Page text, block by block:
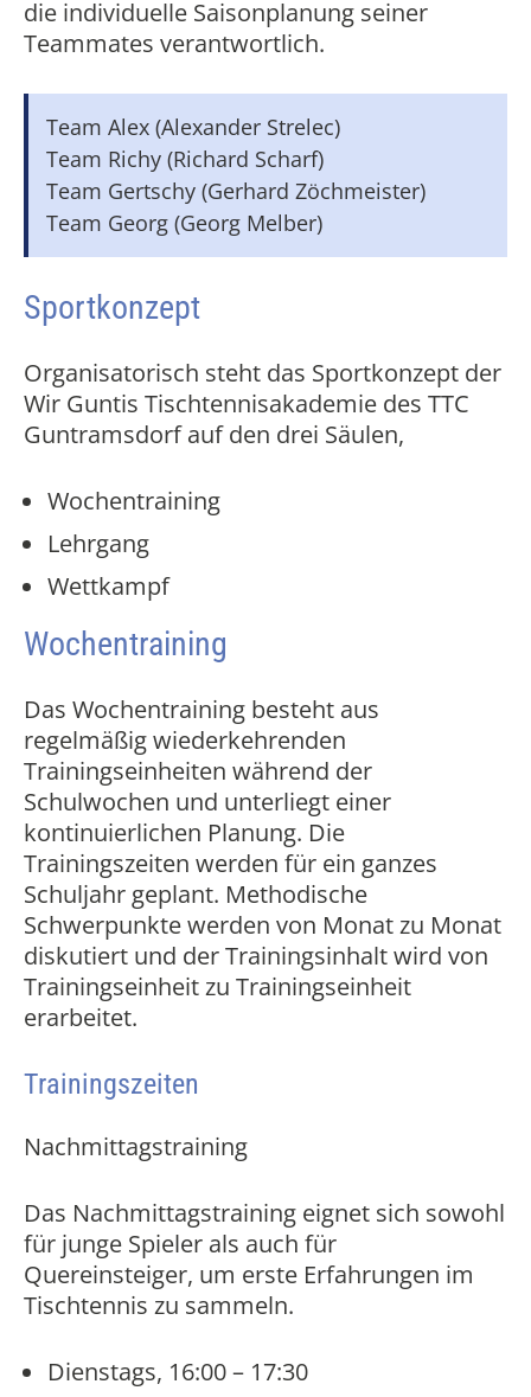
die individuelle Saisonplanung seiner
Teammates verantwortlich.
Team Alex (Alexander Strelec)
Team Richy (Richard Scharf)
Team Gertschy (Gerhard Zöchmeister)
Team Georg (Georg Melber)
Sportkonzept
Organisatorisch steht das Sportkonzept der
Wir Guntis Tischtennisakademie des TTC
Guntramsdorf auf den drei Säulen,
Wochentraining
Lehrgang
Wettkampf
Wochentraining
Das Wochentraining besteht aus
regelmäßig wiederkehrenden
Trainingseinheiten während der
Schulwochen und unterliegt einer
kontinuierlichen Planung. Die
Trainingszeiten werden für ein ganzes
Schuljahr geplant. Methodische
Schwerpunkte werden von Monat zu Monat
diskutiert und der Trainingsinhalt wird von
Trainingseinheit zu Trainingseinheit
erarbeitet.
Trainingszeiten
Nachmittagstraining
Das Nachmittagstraining eignet sich sowohl
für junge Spieler als auch für
Quereinsteiger, um erste Erfahrungen im
Tischtennis zu sammeln.
Dienstags, 16:00 – 17:30